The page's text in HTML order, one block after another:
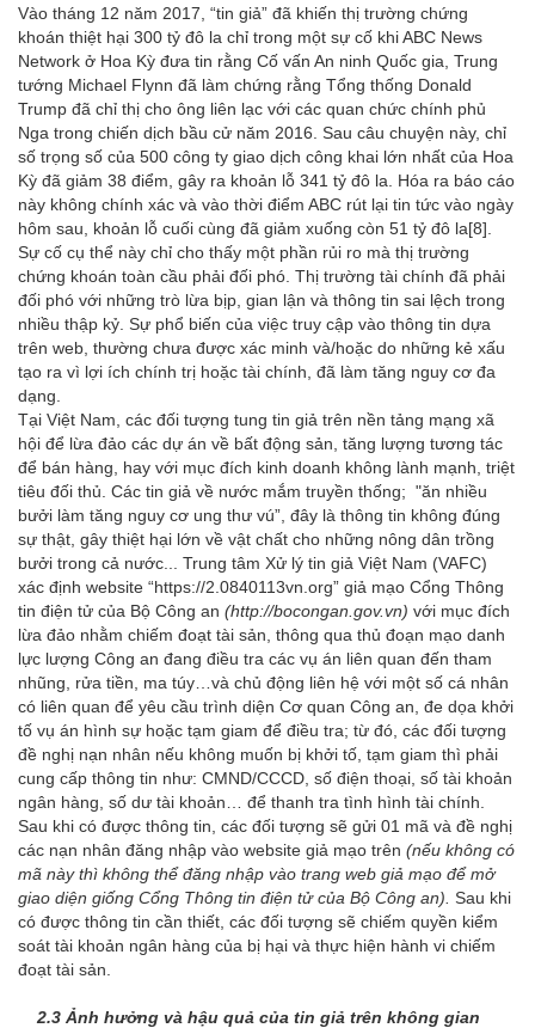
Vào tháng 12 năm 2017, “tin giả” đã khiến thị trường chứng
khoán thiệt hại 300 tỷ đô la chỉ trong một sự cố khi ABC News
Network ở Hoa Kỳ đưa tin rằng Cố vấn An ninh Quốc gia, Trung
tướng Michael Flynn đã làm chứng rằng Tổng thống Donald
Trump đã chỉ thị cho ông liên lạc với các quan chức chính phủ
Nga trong chiến dịch bầu cử năm 2016. Sau câu chuyện này, chỉ
số trọng số của 500 công ty giao dịch công khai lớn nhất của Hoa
Kỳ đã giảm 38 điểm, gây ra khoản lỗ 341 tỷ đô la. Hóa ra báo cáo
này không chính xác và vào thời điểm ABC rút lại tin tức vào ngày
hôm sau, khoản lỗ cuối cùng đã giảm xuống còn 51 tỷ đô la[8]
Sự cố cụ thể này chỉ cho thấy một phần rủi ro mà thị trường
chứng khoán toàn cầu phải đối phó. Thị trường tài chính đã phải
đối phó với những trò lừa bịp, gian lận và thông tin sai lệch trong
nhiều thập kỷ. Sự phổ biến của việc truy cập vào thông tin dựa
trên web, thường chưa được xác minh và/hoặc do những kẻ xấu
tạo ra vì lợi ích chính trị hoặc tài chính, đã làm tăng nguy cơ đa
dạng.
Tại Việt Nam, các đối tượng tung tin giả trên nền tảng mạng xã
hội để lừa đảo các dự án về bất động sản, tăng lượng tương tác
để bán hàng, hay với mục đích kinh doanh không lành mạnh, triệt
tiêu đối thủ. Các tin giả về nước mắm truyền thống; "ăn nhiều
bưởi làm tăng nguy cơ ung thư vú”, đây là thông tin không đúng
sự thật, gây thiệt hại lớn về vật chất cho những nông dân trồng
bưởi trong cả nước... Trung tâm Xử lý tin giả Việt Nam (VAFC)
xác định website “https://2.0840113vn.org” giả mạo Cổng Thông
tin điện tử của Bộ Công an (http://bocongan.gov.vn) với mục đích
lừa đảo nhằm chiếm đoạt tài sản, thông qua thủ đoạn mạo danh
lực lượng Công an đang điều tra các vụ án liên quan đến tham
nhũng, rửa tiền, ma túy…và chủ động liên hệ với một số cá nhân
có liên quan để yêu cầu trình diện Cơ quan Công an, đe dọa khởi
tố vụ án hình sự hoặc tạm giam để điều tra; từ đó, các đối tượng
đề nghị nạn nhân nếu không muốn bị khởi tố, tạm giam thì phải
cung cấp thông tin như: CMND/CCCD, số điện thoại, số tài khoản
ngân hàng, số dư tài khoản… để thanh tra tình hình tài chính.
Sau khi có được thông tin, các đối tượng sẽ gửi 01 mã và đề nghị
các nạn nhân đăng nhập vào website giả mạo trên (nếu không có
mã này thì không thể đăng nhập vào trang web giả mạo để mở
giao diện giống Cổng Thông tin điện tử của Bộ Công an). Sau khi
có được thông tin cần thiết, các đối tượng sẽ chiếm quyền kiểm
soát tài khoản ngân hàng của bị hại và thực hiện hành vi chiếm
đoạt tài sản.
2.3 Ảnh hưởng và hậu quả của tin giả trên không gian